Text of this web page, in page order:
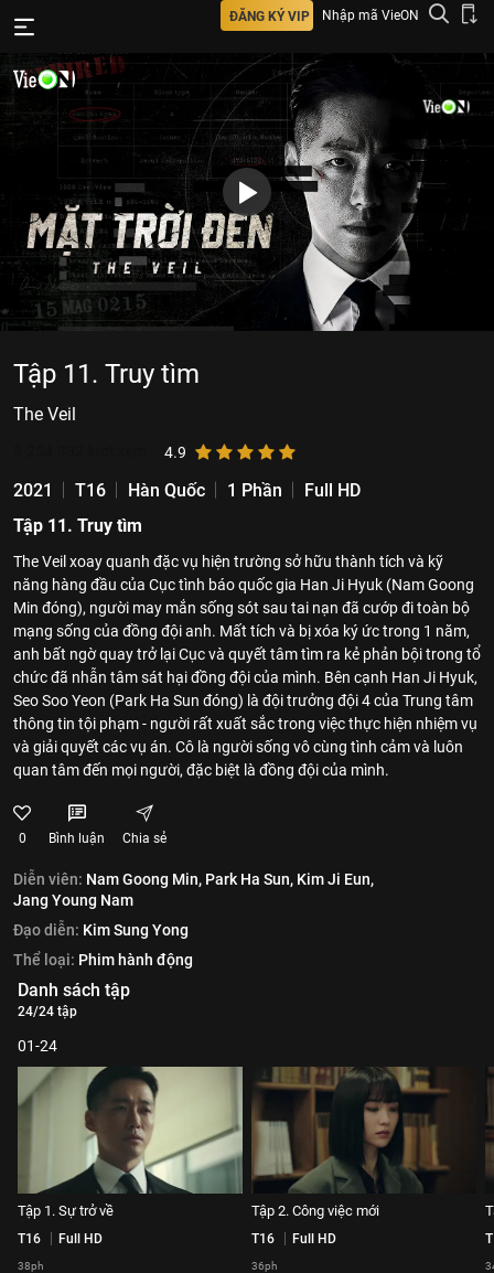
ĐĂNG KÝ VIP Nhập mã VieON
Tập 11. Truy tìm
The Veil
4.9
2021 T16 Hàn Quốc 1 Phần
Full HD
Tập 11. Truy tìm
The Veil xoay quanh đặc vụ hiện trường sở hữu thành tích và kỹ
năng hàng đầu của Cục tình báo quốc gia Han Ji Hyuk (Nam Goong
Min đóng), người may mắn sống sót sau tai nạn đã cướp đi toàn bộ
mạng sống của đồng đội anh. Mất tích và bị xóa ký ức trong 1 năm,
anh bất ngờ quay trở lại Cục và quyết tâm tìm ra kẻ phản bội trong tổ
chức đã nhẫn tâm sát hại đồng đội của mình. Bên cạnh Han Ji Hyuk,
Seo Soo Yeon (Park Ha Sun đóng) là đội trưởng đội 4 của Trung tâm
thông tin tội phạm - người rất xuất sắc trong việc thực hiện nhiệm vụ
và giải quyết các vụ án. Cô là người sống vô cùng tình cảm và luôn
quan tâm đến mọi người, đặc biệt là đồng đội của mình.
0 Bình luận Chia sẻ
Diễn viên: Nam Goong Min, Park Ha Sun, Kim Ji Eun,
Jang Young Nam
Đạo diễn: Kim Sung Yong
Thể loại: Phim hành động
Danh sách tập
24/24 tập
01-24
Tập 1. Sự trở về
T16 Full HD
38ph
Tập 2. Công việc mới
T16 Full HD
36ph